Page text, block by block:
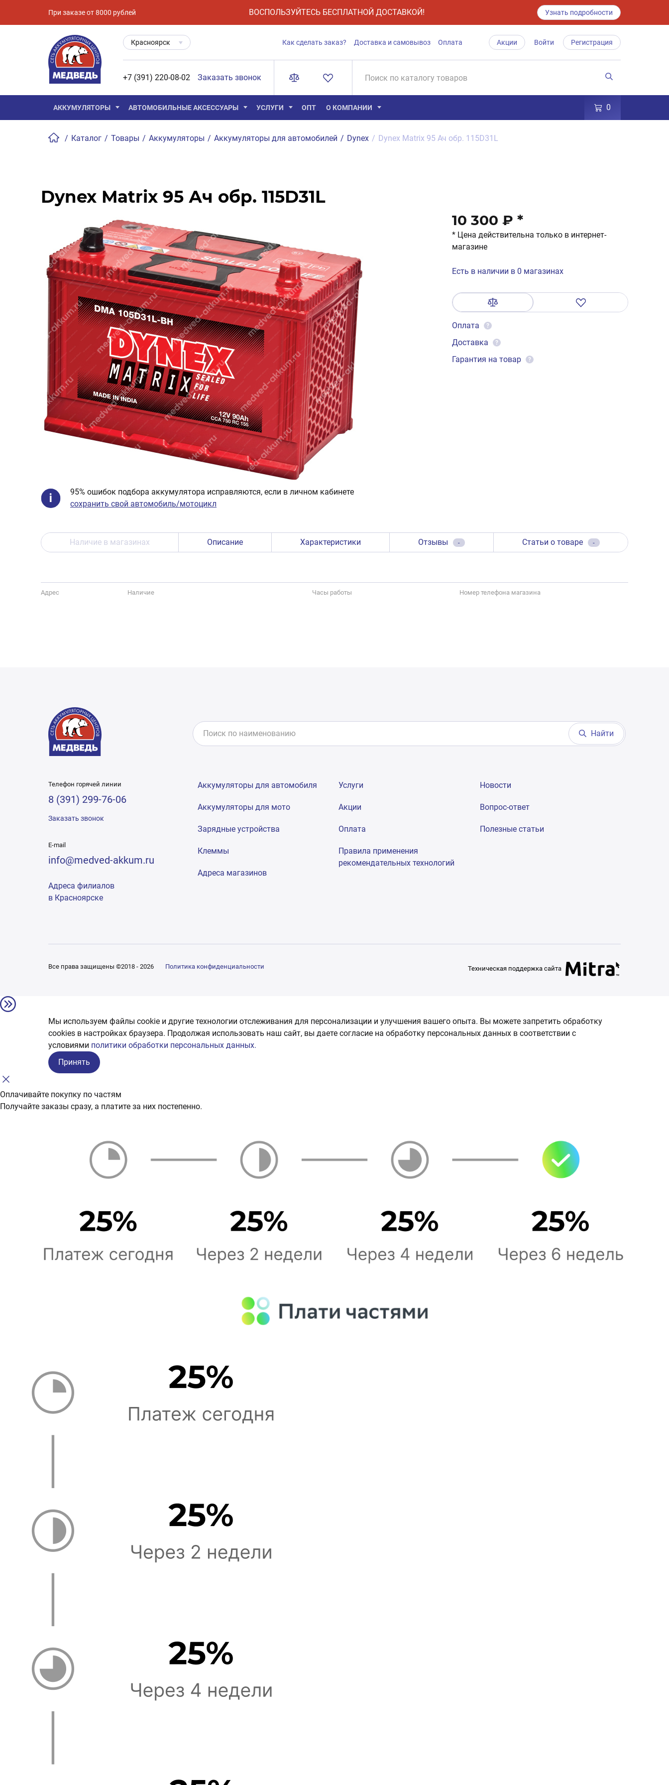
При заказе от 8000 рублей ВОСПОЛЬЗУЙТЕСЬ БЕСПЛАТНОЙ ДОСТАВКОЙ! Узнать подробности
Красноярск Как сделать заказ? Доставка и самовывоз Оплата Акции Войти Регистрация
+7 (391) 220-08-02 Заказать звонок
АККУМУЛЯТОРЫ АВТОМОБИЛЬНЫЕ АКСЕССУАРЫ УСЛУГИ ОПТ О КОМПАНИИ 0
/ Каталог / Товары / Аккумуляторы / Аккумуляторы для автомобилей / Dynex / Dynex Matrix 95 Ач обр. 115D31L
Dynex Matrix 95 Ач обр. 115D31L
95% ошибок подбора аккумулятора исправляются, если в личном кабинете
сохранить свой автомобиль/мотоцикл
10 300 ₽ *
* Цена действительна только в интернет-
магазине
Есть в наличии в 0 магазинах
Оплата ?
Доставка ?
Гарантия на товар ?
Наличие в магазинах Описание Характеристики Отзывы - Статьи о товаре -
Адрес Наличие Часы работы Номер телефона магазина
Найти
Телефон горячей линии
8 (391) 299-76-06
Заказать звонок
E-mail
info@medved-akkum.ru
Адреса филиалов
в Красноярске
Аккумуляторы для автомобиля
Аккумуляторы для мото
Зарядные устройства
Клеммы
Адреса магазинов
Услуги
Акции
Оплата
Правила применения
рекомендательных технологий
Новости
Вопрос-ответ
Полезные статьи
Все права защищены ©2018 - 2026 Политика конфиденциальности Техническая поддержка сайта
Мы используем файлы cookie и другие технологии отслеживания для персонализации и улучшения вашего опыта. Вы можете запретить обработку
сookies в настройках браузера. Продолжая использовать наш сайт, вы даете согласие на обработку персональных данных в соответствии с
условиями политики обработки персональных данных.
Принять
Оплачивайте покупку по частям
Получайте заказы сразу, а платите за них постепенно.